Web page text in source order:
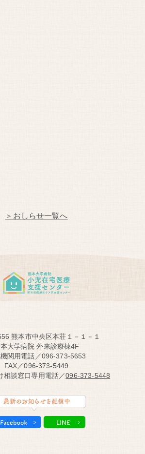
＞おしらせ一覧へ
熊本市中央区本荘１－１－１
大学病院 外来診療棟4F
関用電話／096-373-5653
FAX／096-373-5449
相談窓口専用電話／096-373-5448